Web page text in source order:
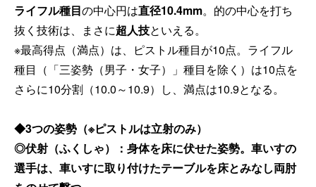
ライフル種目の中心円は直径10.4mm。的の中心を打ち
抜く技術は、まさに超人技といえる。
※最高得点（満点）は、ピストル種目が10点。ライフル
種目（「三姿勢（男子・女子）」種目を除く）は10点を
さらに10分割（10.0～10.9）し、満点は10.9となる。
◆3つの姿勢（※ピストルは立射のみ）
◎伏射（ふくしゃ）：身体を床に伏せた姿勢。車いすの
選手は、車いすに取り付けたテーブルを床とみなし両肘